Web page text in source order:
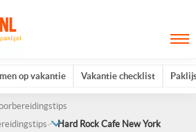
op vakantie Vakantie checklist
Hard Rock Cafe New York